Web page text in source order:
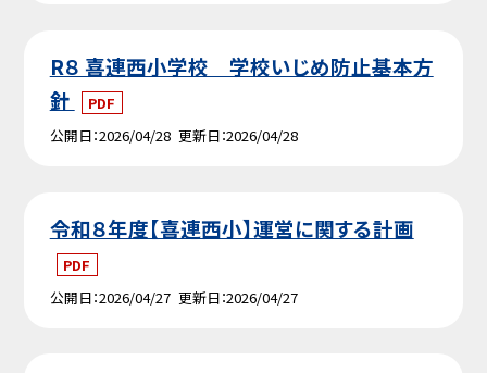
R８ 喜連西小学校 学校いじめ防止基本方
針
PDF
公開日 2026/04/28 更新日 2026/04/28
令和８年度【喜連西小】運営に関する計画
PDF
公開日 2026/04/27 更新日 2026/04/27